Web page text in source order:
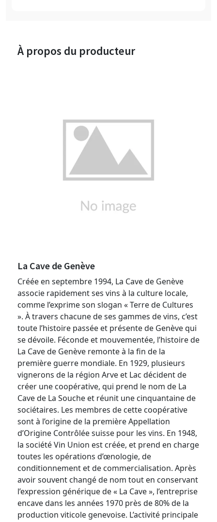
À propos du producteur
La Cave de Genève
Créée en septembre 1994, La Cave de Genève
associe rapidement ses vins à la culture locale,
comme l’exprime son slogan « Terre de Cultures
». À travers chacune de ses gammes de vins, c’est
toute l’histoire passée et présente de Genève qui
se dévoile. Féconde et mouvementée, l’histoire de
La Cave de Genève remonte à la fin de la
première guerre mondiale. En 1929, plusieurs
vignerons de la région Arve et Lac décident de
créer une coopérative, qui prend le nom de La
Cave de La Souche et réunit une cinquantaine de
sociétaires. Les membres de cette coopérative
sont à l’origine de la première Appellation
d’Origine Contrôlée suisse pour les vins. En 1948,
la société Vin Union est créée, et prend en charge
toutes les opérations d’œnologie, de
conditionnement et de commercialisation. Après
avoir souvent changé de nom tout en conservant
l’expression générique de « La Cave », l’entreprise
encave dans les années 1970 près de 80% de la
production viticole genevoise. L’activité principale